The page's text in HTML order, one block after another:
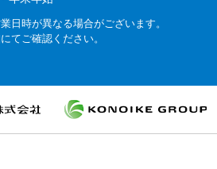
日時が異なる場合がございます。
てご確認ください。